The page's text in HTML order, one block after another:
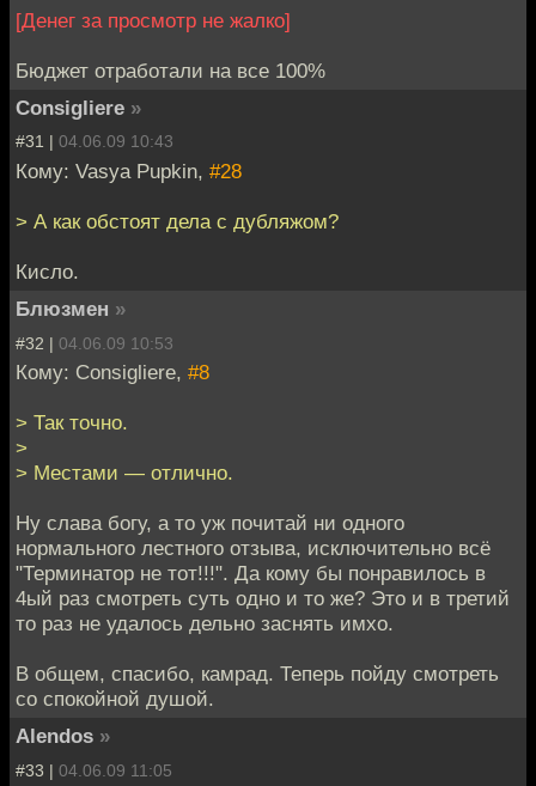
[Денег за просмотр не жалко]
Бюджет отработали на все 100%
Consigliere »
#31 | 04.06.09 10:43
Кому: Vasya Pupkin, #28
> А как обстоят дела с дубляжом?
Кисло.
Блюзмен »
#32 | 04.06.09 10:53
Кому: Consigliere, #8
> Так точно.
>
> Местами — отлично.
Ну слава богу, а то уж почитай ни одного
нормального лестного отзыва, исключительно всё
"Терминатор не тот!!!". Да кому бы понравилось в
4ый раз смотреть суть одно и то же? Это и в третий
то раз не удалось дельно заснять имхо.
В общем, спасибо, камрад. Теперь пойду смотреть
со спокойной душой.
Alendos »
#33 | 04.06.09 11:05